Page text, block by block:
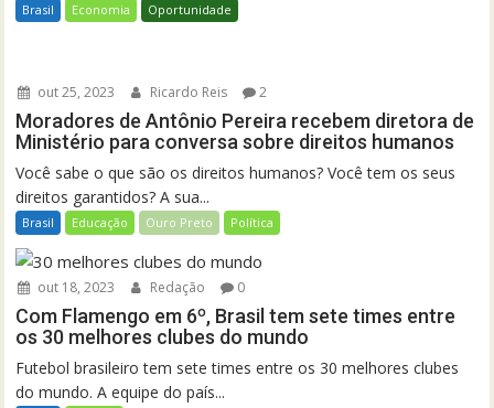
Brasil Economia Oportunidade
out 25, 2023 Ricardo Reis 2
Moradores de Antônio Pereira recebem diretora de
Ministério para conversa sobre direitos humanos
Você sabe o que são os direitos humanos? Você tem os seus
direitos garantidos? A sua...
Brasil Educação Ouro Preto Política
out 18, 2023 Redação 0
Com Flamengo em 6º, Brasil tem sete times entre
os 30 melhores clubes do mundo
Futebol brasileiro tem sete times entre os 30 melhores clubes
do mundo. A equipe do país...